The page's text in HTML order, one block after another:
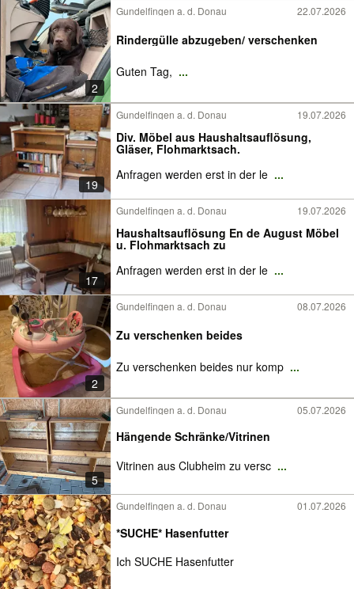
2
Gundelfingen a. d. Donau 22.07.2026
Rindergülle abzugeben/ verschenken
Guten Tag, ...
19
Gundelfingen a. d. Donau 19.07.2026
Div. Möbel aus Haushaltsauflösung,
Gläser, Flohmarktsach.
Anfragen werden erst in der le ...
17
Gundelfingen a. d. Donau 19.07.2026
Haushaltsauflösung En de August Möbel
u. Flohmarktsach zu
Anfragen werden erst in der le ...
2
Gundelfingen a. d. Donau 08.07.2026
Zu verschenken beides
Zu verschenken beides nur komp ...
5
Gundelfingen a. d. Donau 05.07.2026
Hängende Schränke/Vitrinen
Vitrinen aus Clubheim zu versc ...
Gundelfingen a. d. Donau 01.07.2026
*SUCHE* Hasenfutter
Ich SUCHE Hasenfutter